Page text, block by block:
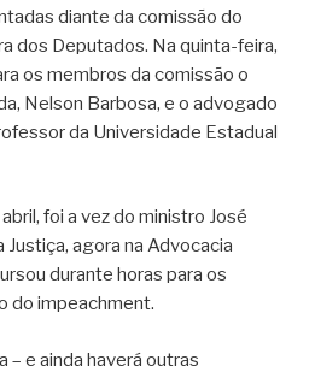
diante da comissão do
dos Deputados. Na quinta-feira,
os membros da comissão o
Nelson Barbosa, e o advogado
da Universidade Estadual
foi a vez do ministro José
Justiça, agora na Advocacia
durante horas para os
do impeachment.
e ainda haverá outras